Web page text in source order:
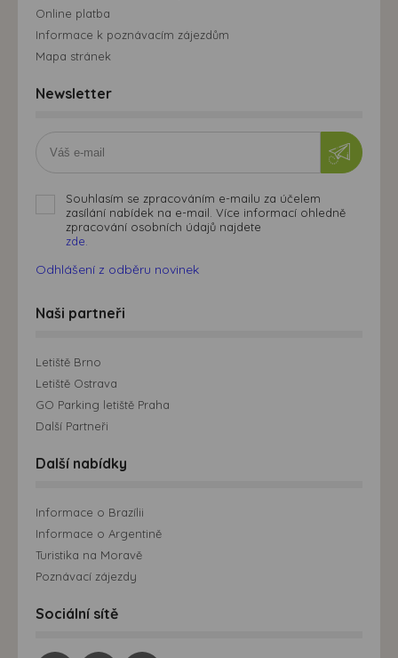
Online platba
Informace k poznávacím zájezdům
Mapa stránek
Newsletter
Souhlasím se zpracováním e-mailu za účelem
zasílání nabídek na e-mail. Více informací ohledně
zpracování osobních údajů najdete
zde.
Odhlášení z odběru novinek
Naši partneři
Letiště Brno
Letiště Ostrava
GO Parking letiště Praha
Další Partneři
Další nabídky
Informace o Brazílii
Informace o Argentině
Turistika na Moravě
Poznávací zájezdy
Sociální sítě